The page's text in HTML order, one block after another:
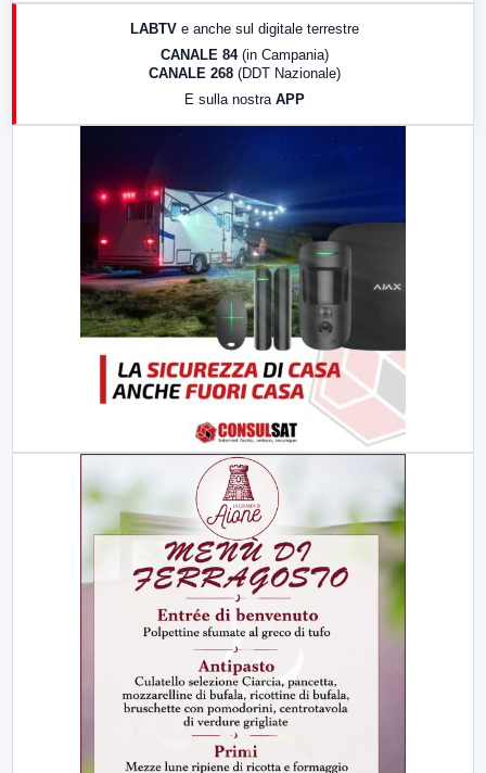
17:00 LabNews (replica)
LABTV e anche sul digitale terrestre
CANALE 84 (in Campania)
CANALE 268 (DDT Nazionale)
E sulla nostra APP